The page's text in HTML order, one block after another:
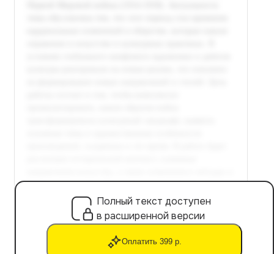
Полный текст доступен
в расширенной версии
Оплатить 399 р.